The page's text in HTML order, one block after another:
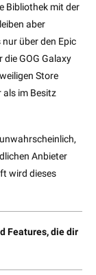
Bibliothek mit der
aber
über den Epic
GOG Galaxy
Store
als im Besitz
Anbieter
wird dieses
Features, die dir